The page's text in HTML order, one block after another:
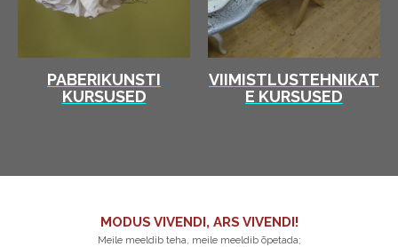
PABERIKUNSTI
KURSUSED
VIIMISTLUSTEHNIKAT
E KURSUSED
MODUS VIVENDI, ARS VIVENDI!
Meile meeldib teha, meile meeldib õpetada;